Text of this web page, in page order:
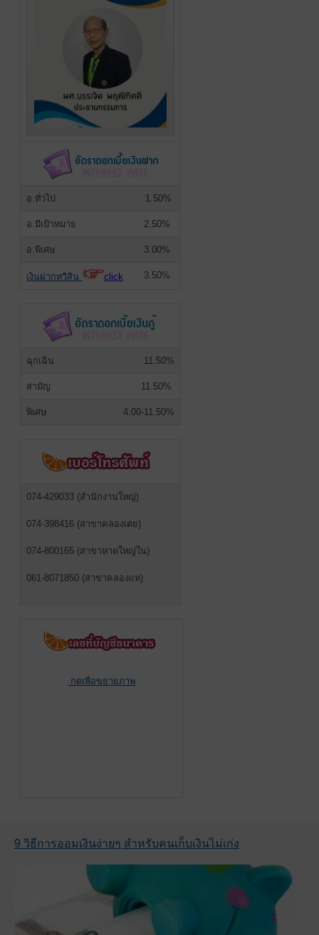
อ.ทั่วไป 1.50%
อ.มีเป้าหมาย 2.50%
อ.พิเศษ 3.00%
เงินฝากทวีสิน click 3.50%
ฉุกเฉิน 11.50%
สามัญ 11.50%
พิเศษ 4.00-11.50%
074-429033 (สำนักงานใหญ่)
074-398416 (สาขาคลองเตย)
074-800165 (สาขาหาดใหญ่ใน)
061-8071850 (สาขาคลองแห)
กดเพื่อขยายภาพ
9 วิธีการออมเงินง่ายๆ สำหรับคนเก็บเงินไม่เก่ง